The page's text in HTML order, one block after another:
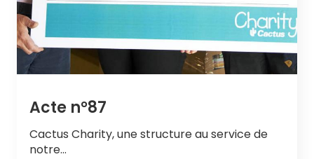
Acte n°87
Cactus Charity, une structure au service de
notre…